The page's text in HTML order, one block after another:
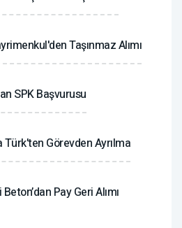
Taşınmaz Alımı
SPK Başvurusu
Türk'ten Görevden Ayrılma
Pay Geri Alımı